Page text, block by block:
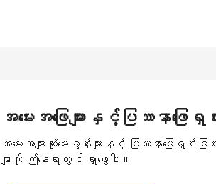
အမေးအဖြေများနှင့်ပြဿနာဖြေရှ
အမေးအများဆုံးမေးခွန်းများနှင့် ပြဿနာဖြေရှင်း
များကို ဤနေရာတွင် ရှာဖွေပါ။